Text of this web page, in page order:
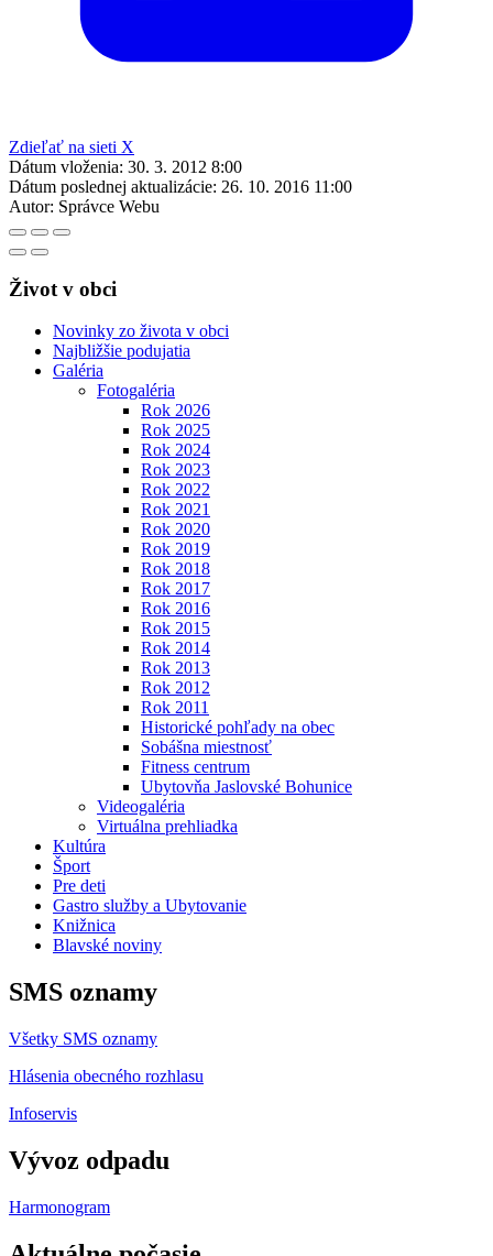
Zdieľať na sieti X
Dátum vloženia: 30. 3. 2012 8:00
Dátum poslednej aktualizácie: 26. 10. 2016 11:00
Autor: Správce Webu
Život v obci
Novinky zo života v obci
Najbližšie podujatia
Galéria
Fotogaléria
Rok 2026
Rok 2025
Rok 2024
Rok 2023
Rok 2022
Rok 2021
Rok 2020
Rok 2019
Rok 2018
Rok 2017
Rok 2016
Rok 2015
Rok 2014
Rok 2013
Rok 2012
Rok 2011
Historické pohľady na obec
Sobášna miestnosť
Fitness centrum
Ubytovňa Jaslovské Bohunice
Videogaléria
Virtuálna prehliadka
Kultúra
Šport
Pre deti
Gastro služby a Ubytovanie
Knižnica
Blavské noviny
SMS oznamy
Všetky SMS oznamy
Hlásenia obecného rozhlasu
Infoservis
Vývoz odpadu
Harmonogram